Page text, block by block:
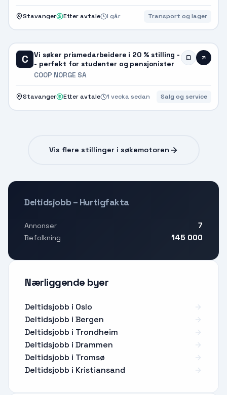
Stavanger Etter avtale I går Transport og lager
C
Vi søker prismedarbeidere i 20 % stilling -
- perfekt for studenter og pensjonister
COOP NORGE SA
Stavanger Etter avtale 1 vecka sedan Salg og service
Vis flere stillinger i søkemotoren
Deltidsjobb – Hurtigfakta
Annonser 7
Befolkning 145 000
Nærliggende byer
Deltidsjobb i Oslo
Deltidsjobb i Bergen
Deltidsjobb i Trondheim
Deltidsjobb i Drammen
Deltidsjobb i Tromsø
Deltidsjobb i Kristiansand